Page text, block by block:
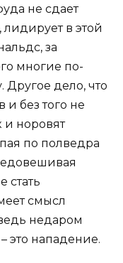
не сдает
в этой
за
многие по-
Другое дело, что
и без того не
норовят
по полведра
стать
смысл
недаром
это нападение.